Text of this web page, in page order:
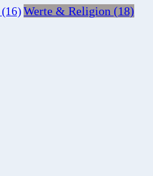
(16)Werte & Religion (18)